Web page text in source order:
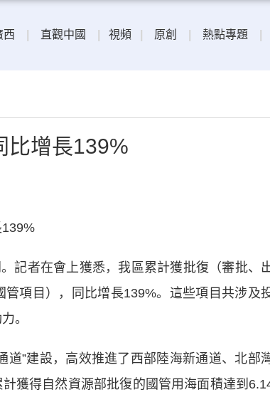
西 直觀中國 視頻 原創 熱點專題
比增長139%
者在會上獲悉，我區累計獲批復（審批、
項目），同比增長139%。這些項目共涉及
。
”建設，高效推進了西部陸海新通道、北部
獲得自然資源部批復的國管用海面積達到